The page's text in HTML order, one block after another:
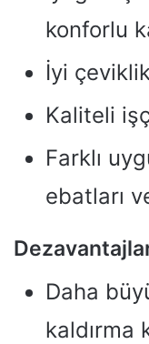
konforlu
İyi
Kaliteli
Farklı
ebatları
Daha
kaldırma